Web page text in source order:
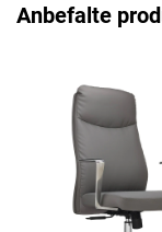
Anbefalte